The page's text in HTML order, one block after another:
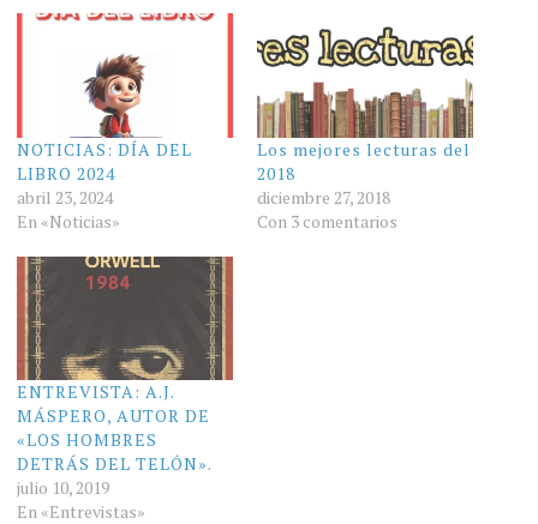
NOTICIAS: DÍA DEL
LIBRO 2024
abril 23, 2024
En «Noticias»
Los mejores lecturas del
2018
diciembre 27, 2018
Con 3 comentarios
ENTREVISTA: A.J.
MÁSPERO, AUTOR DE
«LOS HOMBRES
DETRÁS DEL TELÓN».
julio 10, 2019
En «Entrevistas»